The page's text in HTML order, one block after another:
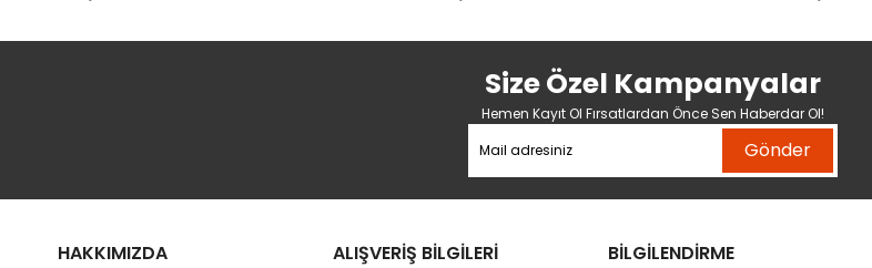
Size Özel Kampanyalar
Hemen Kayıt Ol Fırsatlardan Önce Sen Haberdar Ol!
Gönder
HAKKIMIZDA ALIŞVERİŞ BİLGİLERİ BİLGİLENDİRME